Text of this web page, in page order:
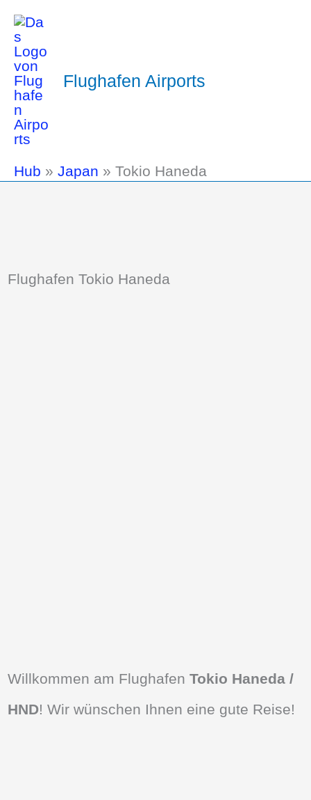
Flughafen Airports
Hub » Japan » Tokio Haneda
Flughafen Tokio Haneda
Willkommen am FlughafenTokio Haneda /
HND! Wir wünschen Ihnen eine gute Reise!